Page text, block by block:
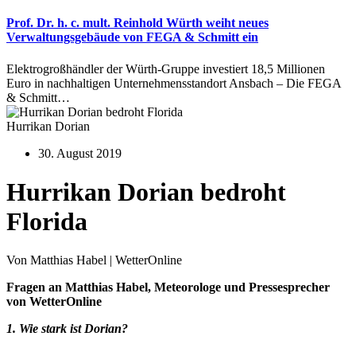
Prof. Dr. h. c. mult. Reinhold Würth weiht neues
Verwaltungsgebäude von FEGA & Schmitt ein
Elektrogroßhändler der Würth-Gruppe investiert 18,5 Millionen
Euro in nachhaltigen Unternehmensstandort Ansbach – Die FEGA
& Schmitt…
Hurrikan Dorian
30. August 2019
Hurrikan Dorian bedroht
Florida
Von Matthias Habel | WetterOnline
Fragen an Matthias Habel, Meteorologe und Pressesprecher
von WetterOnline
1. Wie stark ist Dorian?